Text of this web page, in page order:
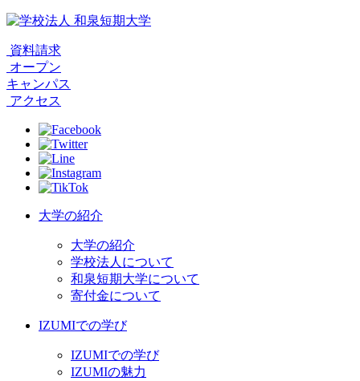
資料請求
オープン
キャンパス
アクセス
大学の紹介
大学の紹介
学校法人について
和泉短期大学について
寄付金について
IZUMIでの学び
IZUMIでの学び
IZUMIの魅力